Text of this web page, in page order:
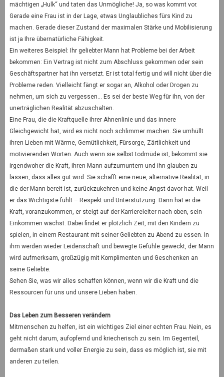
mächtigen „Hulk“ und taten das Unmögliche! Ja, so was kommt vor.
Gerade eine Frau ist in der Lage, etwas Unglaubliches fürs Kind zu
machen. Gerade dieser Zustand der maximalen Stärke und Mobilisierung
ist ja Ihre übernatürliche Fähigkeit.
Ein weiteres Beispiel: Ihr geliebter Mann hat Probleme bei der Arbeit
bekommen: Ein Vertrag ist nicht zum Abschluss gekommen oder sein
Geschäftspartner hat ihn versetzt. Er ist total fertig und will nicht über die
Probleme reden. Vielleicht fängt er sogar an, Alkohol oder Drogen zu
nehmen, um sich zu vergessen… Es sei der beste Weg für ihn, von der
unerträglichen Realität abzuschalten.
Eine Frau, die die Kraftquelle ihrer Ahnenlinie und das innere
Gleichgewicht hat, wird es nicht noch schlimmer machen. Sie umhüllt
ihren Lieben mit Wärme, Gemütlichkeit, Fürsorge, Zärtlichkeit und
motivierenden Worten. Auch wenn sie selbst todmüde ist, bekommt sie
irgendwoher die Kraft, ihren Mann aufzumuntern und ihn glauben zu
lassen, dass alles gut wird. Sie schafft eine neue, alternative Realität, in
die der Mann bereit ist, zurückzukehren und keine Angst davor hat. Weil
er das Wichtigste fühlt – Respekt und Unterstützung. Dann hat er die
Kraft, voranzukommen, er steigt auf der Karriereleiter nach oben, sein
Einkommen wächst. Dabei findet er plötzlich Zeit, mit den Kindern zu
spielen, in einem Restaurant mit seiner Geliebten zu Abend zu essen. In
ihm werden wieder Leidenschaft und bewegte Gefühle geweckt, der Mann
wird aufmerksam, großzügig mit Komplimenten und Geschenken an
seine Geliebte.
Sehen Sie, was wir alles schaffen können, wenn wir die Kraft und die
Ressourcen für uns und unsere Lieben haben.
Das Leben zum Besseren verändern
Mitmenschen zu helfen, ist ein wichtiges Ziel einer echten Frau. Nein, es
geht nicht darum, aufopfernd und kriecherisch zu sein. Im Gegenteil,
dermaßen stark und voller Energie zu sein, dass es möglich ist, sie mit
anderen zu teilen.